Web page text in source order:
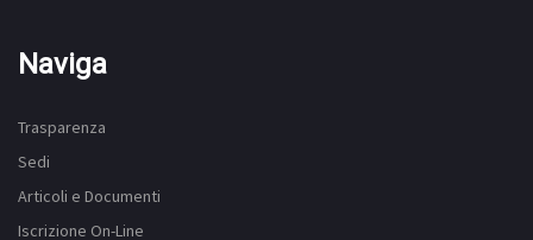
Naviga
Trasparenza
Sedi
Articoli e Documenti
Iscrizione On-Line